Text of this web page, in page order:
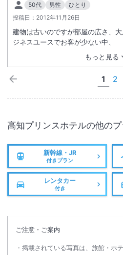
50代 男性
ひとり
投稿日： 2012年11月26日
もっと見る
建物は古いのですが部屋の広さ、
ジネスユースでお客が少ない中、
1 2
高知プリンスホテルの他の
新幹線・JR
付きプラン
レンタカー
付き
ご注意・ご案内
掲載されている写真は、旅館・ホ